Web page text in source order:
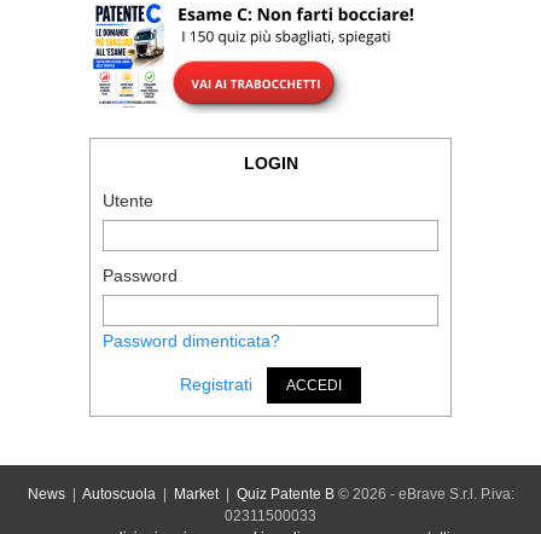
LOGIN
Utente
Password
Password dimenticata?
Registrati ACCEDI
News| Autoscuola| Market| Quiz Patente B© 2026 - eBrave S.r.l. P.iva:
02311500033